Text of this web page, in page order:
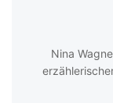
Nina